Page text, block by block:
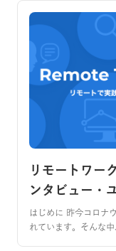
リモートワー
ンタビュー・
はじめに 昨今コロナ
れています。そんな